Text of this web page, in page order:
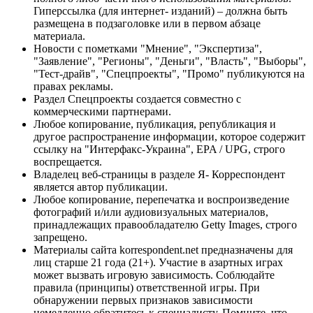
Гиперссылка (для интернет- изданий) – должна быть
размещена в подзаголовке или в первом абзаце
материала.
Новости с пометками "Мнение", "Экспертиза",
"Заявление", "Регионы", "Деньги", "Власть", "Выборы",
"Тест-драйв", "Спецпроекты", "Промо" публикуются на
правах рекламы.
Раздел Спецпроекты создается совместно с
коммерческими партнерами.
Любое копирование, публикация, републикация и
другое распространение информации, которое содержит
ссылку на "Интерфакс-Украина", EPA / UPG, строго
воспрещается.
Владелец веб-страницы в разделе Я- Корреспондент
является автор публикации.
Любое копирование, перепечатка и воспроизведение
фотографий и/или аудиовизуальных материалов,
принадлежащих правообладателю Getty Images, строго
запрещено.
Материалы сайта korrespondent.net предназначены для
лиц старше 21 года (21+). Участие в азартных играх
может вызвать игровую зависимость. Соблюдайте
правила (принципы) ответственной игры. При
обнаружении первых признаков зависимости